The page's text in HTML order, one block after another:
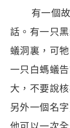
有一個
話。有一只
蟻洞裏，可
一只白螞蟻
大，不要說
另外一個名